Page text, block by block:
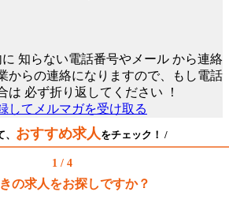
知らない電話番号やメール から連絡
からの連絡になりますので、もし電話
は 必ず折り返してください ！
おすすめ求人をチェック！ /
1 / 4
の求人をお探しですか？